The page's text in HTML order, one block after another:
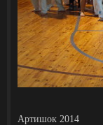
Артишок 2014